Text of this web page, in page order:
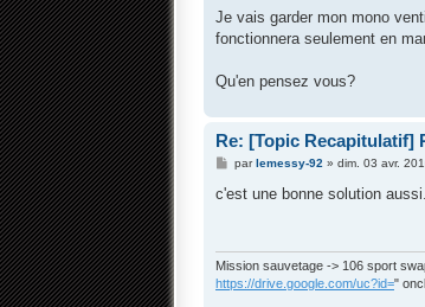
g
Je vais garder mon mono
fonctionnera seulement en
Qu'en pensez vous?
Re: [Topic Recapitulatif]
M
s
parlemessy-92 » dim. 03 avr.
c'est une bonne solution aussi.
Mission sauvetage -> 106 sport
https://drive.google.com/uc?id="